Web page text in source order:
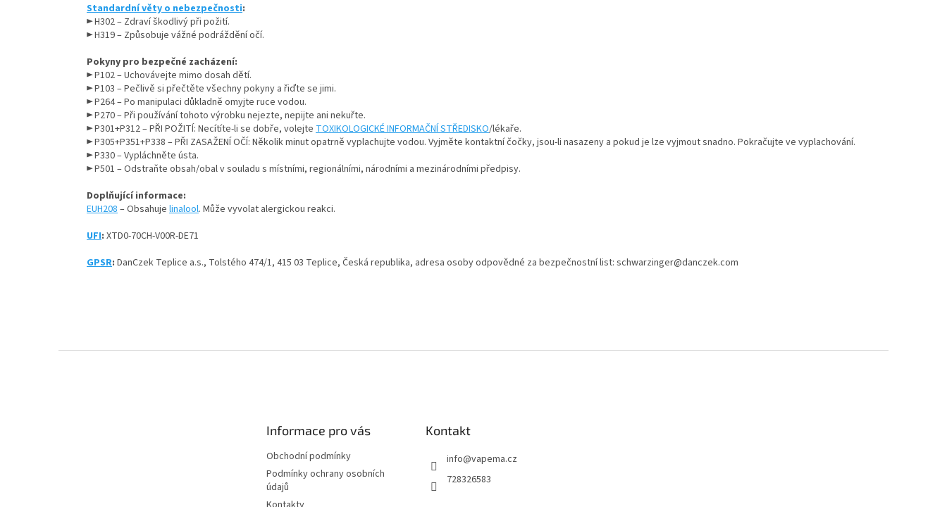
Standardní věty o nebezpečnosti:
► H302 – Zdraví škodlivý při požití.
► H319 – Způsobuje vážné podráždění očí.
Pokyny pro bezpečné zacházení:
► P102 – Uchovávejte mimo dosah dětí.
► P103 – Pečlivě si přečtěte všechny pokyny a řiďte se jimi.
► P264 – Po manipulaci důkladně omyjte ruce vodou.
► P270 – Při používání tohoto výrobku nejezte, nepijte ani nekuřte.
► P301+P312 – PŘI POŽITÍ: Necítíte-li se dobře, volejte TOXIKOLOGICKÉ INFORMAČNÍ STŘEDISKO/lékaře.
► P305+P351+P338 – PŘI ZASAŽENÍ OČÍ: Několik minut opatrně vyplachujte vodou. Vyjměte kontaktní čočky, jsou-li nasazeny a pokud je lze vyjmout snadno. Pokračujte ve vyplachování.
► P330 – Vypláchněte ústa.
► P501 – Odstraňte obsah/obal v souladu s místními, regionálními, národními a mezinárodními předpisy.
Doplňující informace:
EUH208 – Obsahuje linalool. Může vyvolat alergickou reakci.
UFI: XTD0-70CH-V00R-DE71
GPSR: DanCzek Teplice a.s., Tolstého 474/1, 415 03 Teplice, Česká republika, adresa osoby odpovědné za bezpečnostní list: schwarzinger@danczek.com
Informace pro vás
Obchodní podmínky
Podmínky ochrany osobních
údajů
Kontakt
info@vapema.cz
728326583